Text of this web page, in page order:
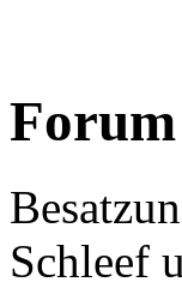
Schleef